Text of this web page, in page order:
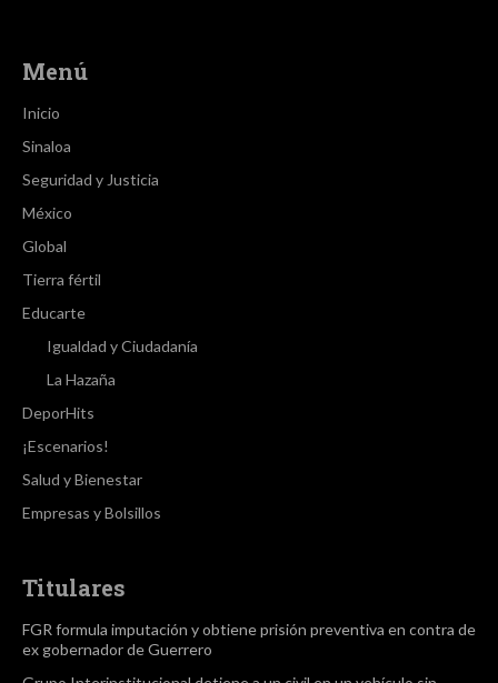
Menú
Inicio
Sinaloa
Seguridad y Justicia
México
Global
Tierra fértil
Educarte
Igualdad y Ciudadanía
La Hazaña
DeporHits
¡Escenarios!
Salud y Bienestar
Empresas y Bolsillos
Titulares
FGR formula imputación y obtiene prisión preventiva en contra de
ex gobernador de Guerrero